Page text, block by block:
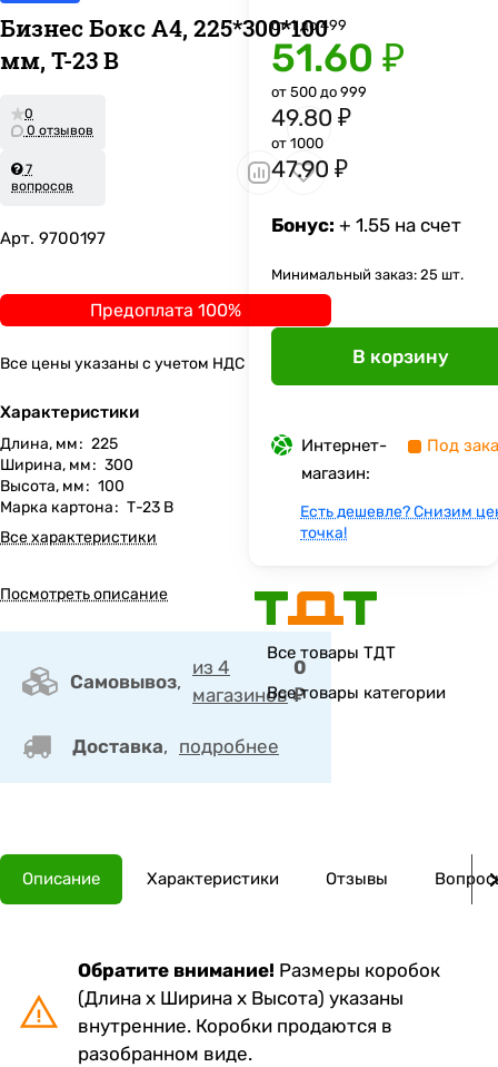
Бизнес Бокс А4, 225*300*100
мм, Т-23 В
0
0 отзывов
7
вопросов
Арт. 9700197
Предоплата 100%
Все цены указаны с учетом НДС
Характеристики
Длина, мм: 225
Ширина, мм: 300
Высота, мм: 100
Марка картона: Т-23 В
Все характеристики
Посмотреть описание
Самовывоз,
из 4
магазинов
0
₽
Доставка, подробнее
от 1 до 499
51.60 ₽
от 500 до 999
49.80 ₽
от 1000
47.90 ₽
Бонус: + 1.55 на счет
Минимальный заказ: 25 шт.
В корзину
Интернет-
магазин:
Под
Есть дешевле? Снизим
точка!
Все товары ТДТ
Все товары категории
Описание Характеристики Отзывы
Обратите внимание! Размеры коробок
(Длина х Ширина х Высота) указаны
внутренние. Коробки продаются в
разобранном виде.